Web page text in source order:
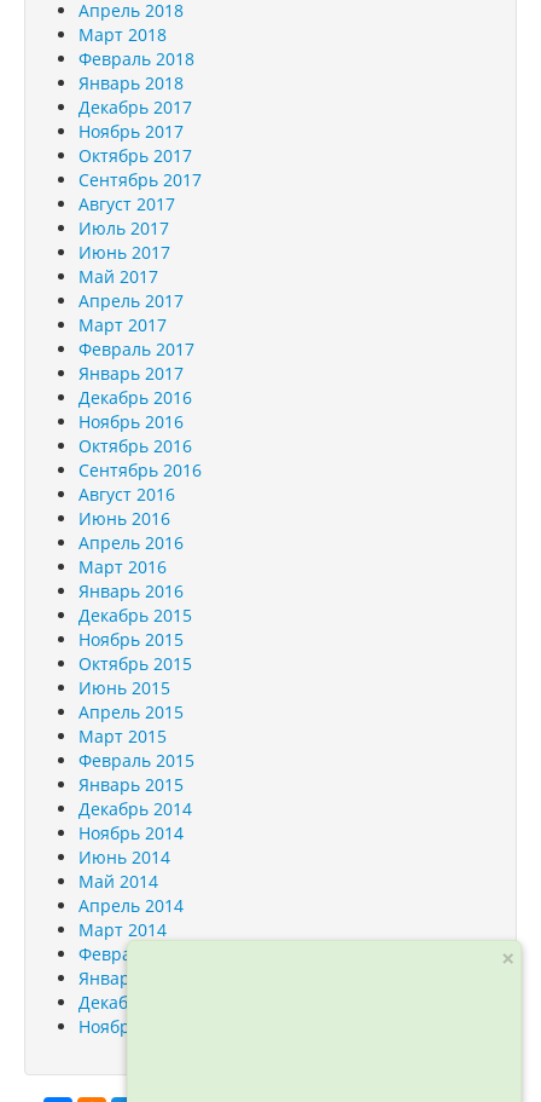
Апрель 2018
Март 2018
Февраль 2018
Январь 2018
Декабрь 2017
Ноябрь 2017
Октябрь 2017
Сентябрь 2017
Август 2017
Июль 2017
Июнь 2017
Май 2017
Апрель 2017
Март 2017
Февраль 2017
Январь 2017
Декабрь 2016
Ноябрь 2016
Октябрь 2016
Сентябрь 2016
Август 2016
Июнь 2016
Апрель 2016
Март 2016
Январь 2016
Декабрь 2015
Ноябрь 2015
Октябрь 2015
Июнь 2015
Апрель 2015
Март 2015
Февраль 2015
Январь 2015
Декабрь 2014
Ноябрь 2014
Июнь 2014
Май 2014
Апрель 2014
Март 2014
Февраль 2014
Январь 2014
Декабрь 2013
Ноябрь 2013
×